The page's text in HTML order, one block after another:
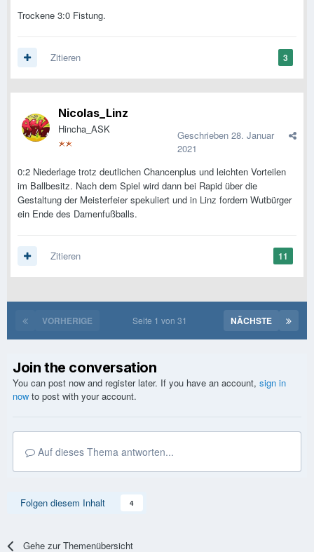
Trockene 3:0 Fistung.
3
Zitieren
Nicolas_Linz
Hincha_ASK Geschrieben 28. Januar
2021
0:2 Niederlage trotz deutlichen Chancenplus und leichten Vorteilen
im Ballbesitz. Nach dem Spiel wird dann bei Rapid über die
Gestaltung der Meisterfeier spekuliert und in Linz fordern Wutbürger
ein Ende des Damenfußballs.
11
Zitieren
VORHERIGE NÄCHSTE
Seite 1 von 31
Join the conversation
You can post now and register later. If you have an account, sign in
now to post with your account.
Auf dieses Thema antworten...
Folgen diesem Inhalt 4
Gehe zur Themenübersicht